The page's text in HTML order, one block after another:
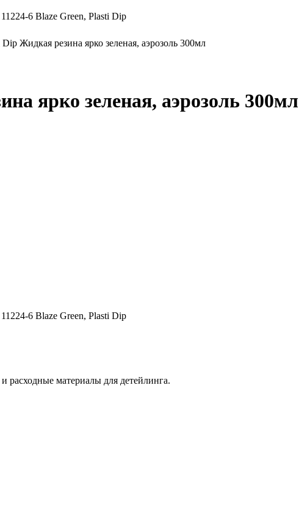
6 Blaze Green, Plasti Dip
Dip Жидкая резина ярко зеленая, аэрозоль 300мл
ярко зеленая, аэрозоль 300мл
6 Blaze Green, Plasti Dip
расходные материалы для детейлинга.